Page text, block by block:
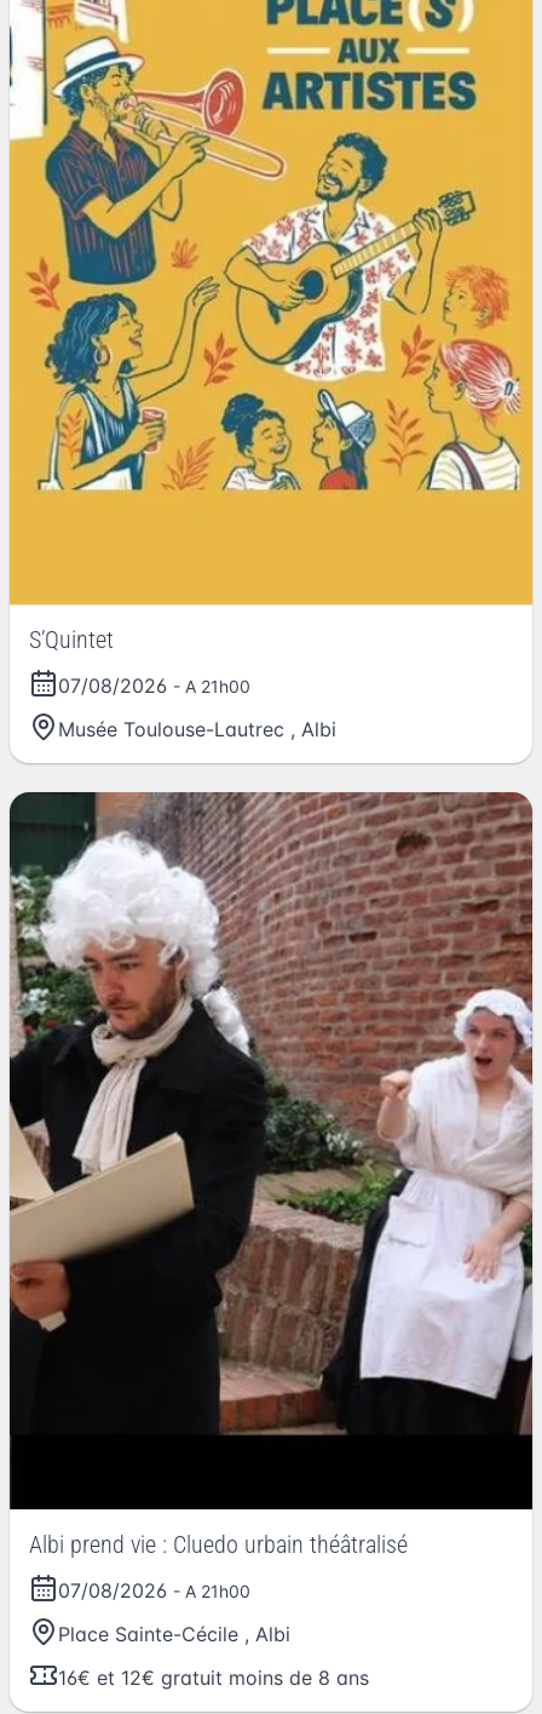
S’Quintet
07/08/2026 - A 21h00
Musée Toulouse-Lautrec , Albi
Albi prend vie : Cluedo urbain théâtralisé
07/08/2026 - A 21h00
Place Sainte-Cécile , Albi
16€ et 12€ gratuit moins de 8 ans